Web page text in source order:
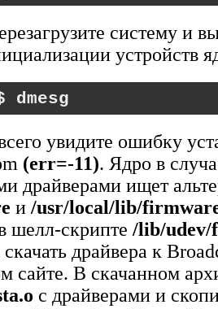
систему и
устройств
dmesg
увидите ошибку
(err=-11). Ядро в
драйверами ищет
и /usr/local/lib/
шелл-скрипте /lib/udev/
драйвера к
сайте. В скачанном
с драйверами и